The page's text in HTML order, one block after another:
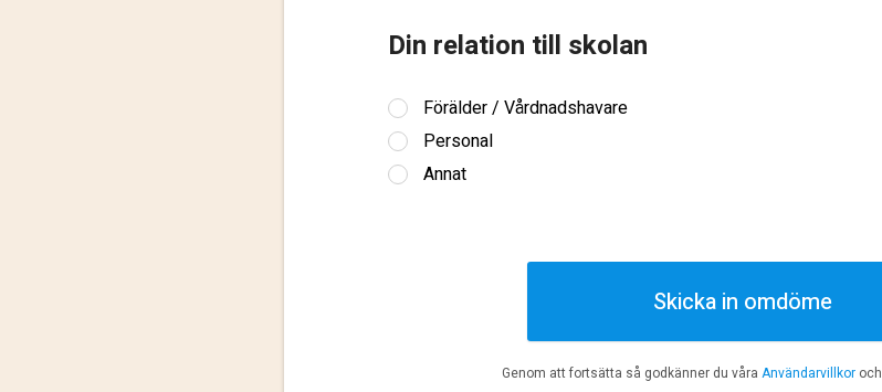
Din relation till skolan
Förälder / Vårdnadshavare
Personal
Annat
Skicka in omdöme
Genom att fortsätta så godkänner du våra Användarvillkoroch